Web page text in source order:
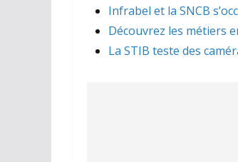
Infrabel et la SNCB
Découvrez les métiers
La STIB teste des